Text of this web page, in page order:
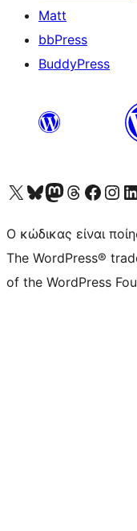
Matt
bbPress
BuddyPress
Visit our X (formerly Twitter) account
Visit our Bluesky account
Επισκεφθείτε τον λογαριασμό μας στο Mastodon
Visit our Threads account
Επισκεφτείτε τη
Ο κώδικας είναι
The WordPress®
of the WordPress